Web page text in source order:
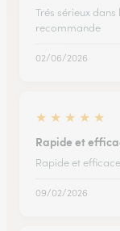
Trés sérieux
recommande
02/06/2026
★ ★ ★ ★ ★
Rapide et
Rapide et efficace
09/02/2026